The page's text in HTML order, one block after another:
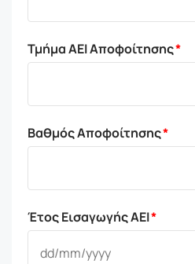
Τμήμα ΑΕΙ Αποφοίτησης
Βαθμός Αποφοίτησης
Έτος Εισαγωγής ΑΕΙ